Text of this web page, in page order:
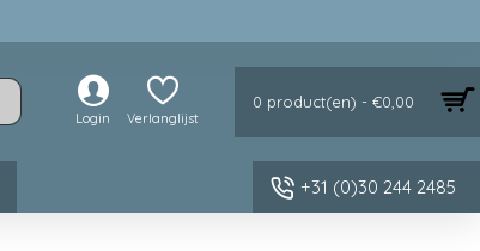
Login Verlanglijst
0 product(en) - €0,00
+31 (0)30 244 2485